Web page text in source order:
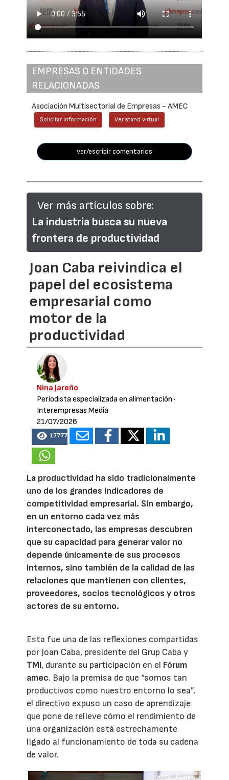
EMPRESAS O ENTIDADES
RELACIONADAS
Asociación Multisectorial de Empresas - AMEC
Solicitar información Ver stand virtual
ver/escribir comentarios
Ver más artículos sobre:
La industria busca su nueva
frontera de productividad
Joan Caba reivindica el
papel del ecosistema
empresarial como
motor de la
productividad
Nina Jareño
Periodista especializada en alimentación ·
Interempresas Media
21/07/2026
17777
La productividad ha sido tradicionalmente
uno de los grandes indicadores de
competitividad empresarial. Sin embargo,
en un entorno cada vez más
interconectado, las empresas descubren
que su capacidad para generar valor no
depende únicamente de sus procesos
internos, sino también de la calidad de las
relaciones que mantienen con clientes,
proveedores, socios tecnológicos y otros
actores de su entorno.
Esta fue una de las reflexiones compartidas
por Joan Caba, presidente del Grup Caba y
TMI, durante su participación en el Fórum
amec. Bajo la premisa de que “somos tan
productivos como nuestro entorno lo sea”,
el directivo expuso un caso de aprendizaje
que pone de relieve cómo el rendimiento de
una organización está estrechamente
ligado al funcionamiento de toda su cadena
de valor.